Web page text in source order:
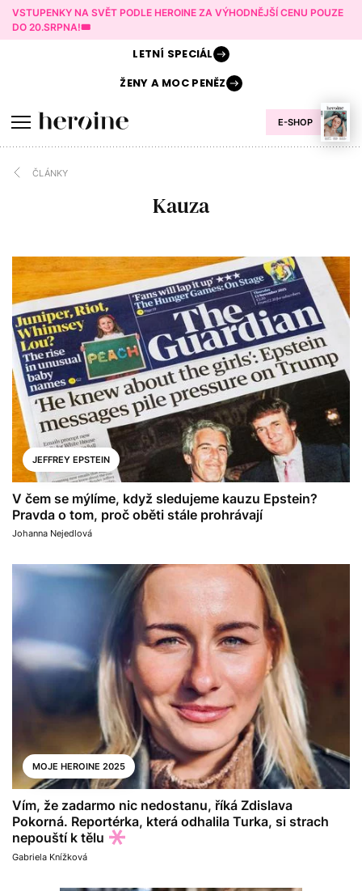
VSTUPENKY NA SVĚT PODLE HEROINE ZA VÝHODNĚJŠÍ CENU POUZE
DO 20.SRPNA!🎟️
E-SHOP
LETNÍ SPECIÁL
ŽENY AMOC PENĚZ
ČLÁNKY
Kauza
JEFFREY EPSTEIN
V čem se mýlíme, když sledujeme kauzu Epstein?
Pravda o tom, proč oběti stále prohrávají
Johanna Nejedlová
MOJE HEROINE 2025
Vím, že zadarmo nic nedostanu, říká Zdislava
Pokorná. Reportérka, která odhalila Turka, si strach
nepouští k tělu
Gabriela Knížková